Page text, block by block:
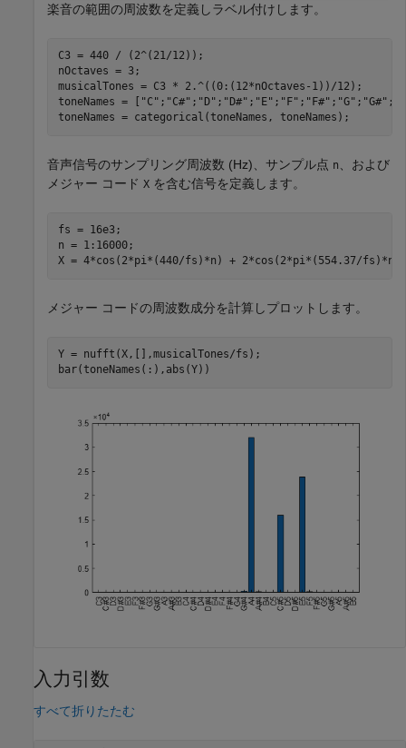
楽音の範囲の周波数を定義しラベル付けします。
C3 = 440 / (2^(21/12));
nOctaves = 3;
musicalTones = C3 * 2.^((0:(12*nOctaves-1))/12);
toneNames = [
"C" ; "C#" ; "D" ; "D#" ; "E" ; "F" ; "F#" ; "G" ; "G#" ;
toneNames = categorical(toneNames, toneNames);
音声信号のサンプリング周波数 (Hz)、サンプル点 n
、および
メジャー コード X を含む信号を定義します。
fs = 16e3;
n = 1:16000;
X = 4*cos(2*pi*(440/fs)*n) + 2*cos(2*pi*(554.37/
メジャー コードの周波数成分を計算しプロットします。
Y = nufft(X,[],musicalTones/fs);
bar(toneNames(:),abs(Y))
入力引数
すべて折りたたむ